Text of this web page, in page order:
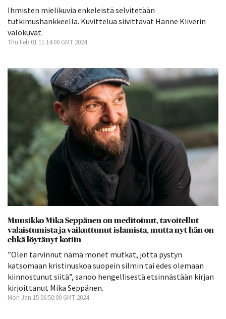
Ihmisten mielikuvia enkeleistä selvitetään
tutkimushankkeella. Kuvittelua siivittävät Hanne Kiiverin
valokuvat.
Thu Feb 01 11:14:00 GMT 2024
Muusikko Mika Seppänen on meditoinut, tavoitellut
valaistumista ja vaikuttunut islamista, mutta nyt hän on
ehkä löytänyt kotiin
”Olen tarvinnut nämä monet mutkat, jotta pystyn
katsomaan kristinuskoa suopein silmin tai edes olemaan
kiinnostunut siitä”, sanoo hengellisestä etsinnästään kirjan
kirjoittanut Mika Seppänen.
Mon Jan 15 06:50:00 GMT 2024